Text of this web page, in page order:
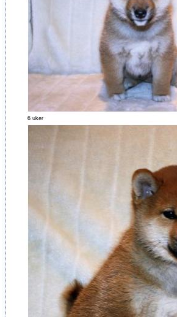
6 uker